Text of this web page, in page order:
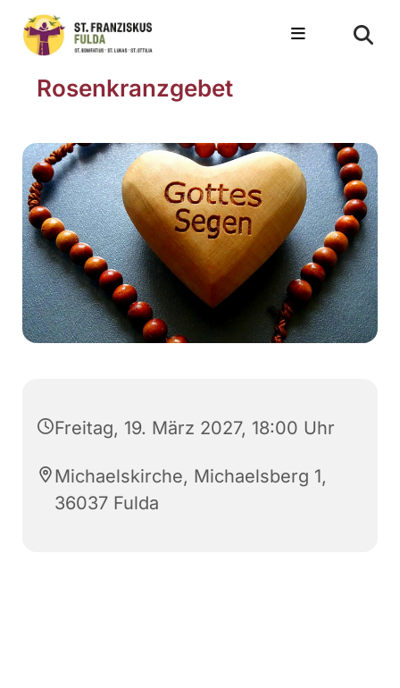
Rosenkranzgebet
Freitag, 19. März 2027, 18:00 Uhr
Michaelskirche, Michaelsberg 1,
36037 Fulda